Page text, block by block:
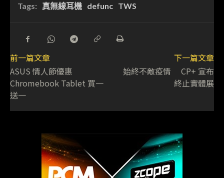
Tags: 真無線耳機 defunc TWS
前一篇文章
ASUS 情人節優惠
Chromebook Tablet 買一
送一
下一篇文章
始終不敵疫情 CP+ 宣布
終止實體展